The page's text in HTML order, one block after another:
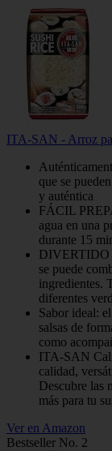
ITA-SAN - Arroz
que se
y auténtica
FÁCIL
agua en una
durante 15
DIVERTIDO
se puede
ingredientes.
diferentes
Sabor ideal:
salsas de
como
ITA-SAN
calidad,
Descubre las
más para tu
Ver en Amazon
Bestseller No. 2